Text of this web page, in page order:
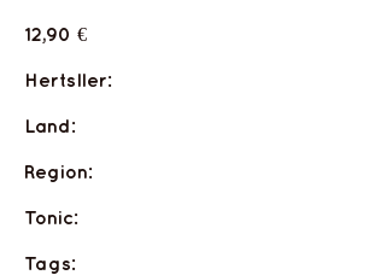
12,90 €
Hertsller:
Land:
Region:
Tonic:
Tags: